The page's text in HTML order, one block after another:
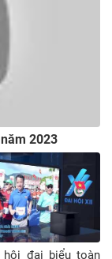
2023
hội đại biểu toàn